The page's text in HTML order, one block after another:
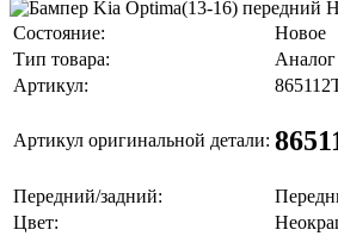
Состояние:
Новое
Тип товара:
Аналог
Артикул:
Артикул оригинальной детали:
Передний/задний:
Цвет: